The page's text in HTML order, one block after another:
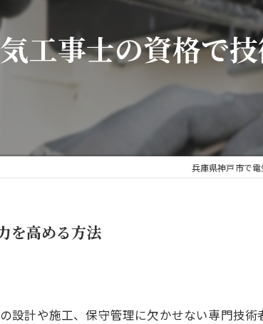
工事士の資格で
兵庫県神戸市で
を高める方法
設計や施工、保守管理に欠かせない専門技